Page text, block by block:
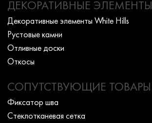
ДЕКОРАТИВНЫЕ ЭЛЕМЕНТЫ
Декоративные элементы White Hills
Рустовые камни
Отливные доски
Откосы
СОПУТСТВУЮЩИЕ ТОВАРЫ
Фиксатор шва
Стеклотканевая сетка